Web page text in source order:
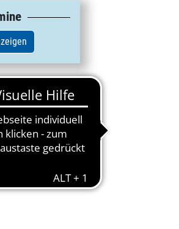
Sie uns